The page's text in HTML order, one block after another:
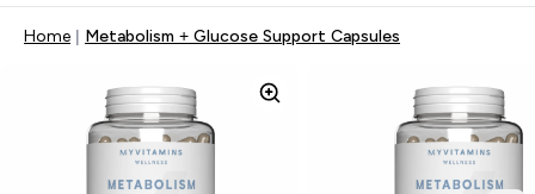
Home Metabolism + Glucose Support Capsules